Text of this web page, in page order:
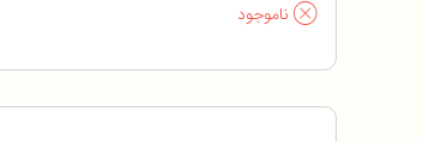
ناموجود